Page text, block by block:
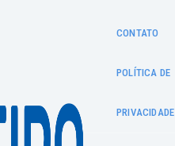
CONTATO
POLÍTICA DE
PRIVACIDADE